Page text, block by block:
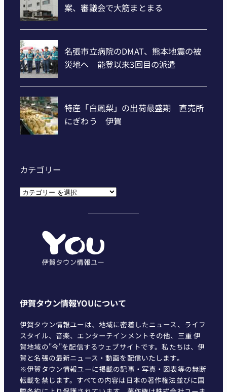
カテゴリー
カ
伊賀タウン情報YOUについて
伊賀タウン情報ユーは、地域に密着したニュース、ライフ
スタイル、音楽、エンターテインメントその他、三重 伊
賀地域の"今"を配信するウェブサイトです。私たちは、伊
賀と名張の最新ニュース・動画を配信いたします。
※伊賀タウン情報ユーに掲載の記事・写真・図表等の無断
転載を禁じます。すべての内容は日本の著作権法並びに国